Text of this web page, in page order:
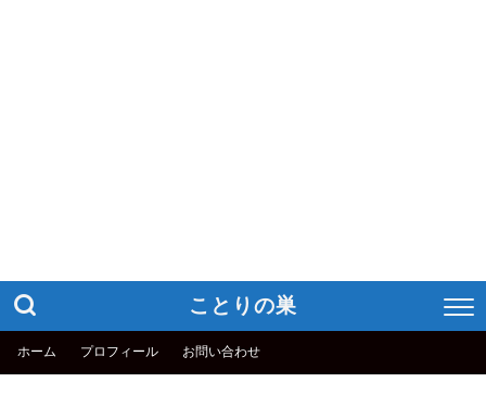
ことりの巣
ホーム プロフィール お問い合わせ